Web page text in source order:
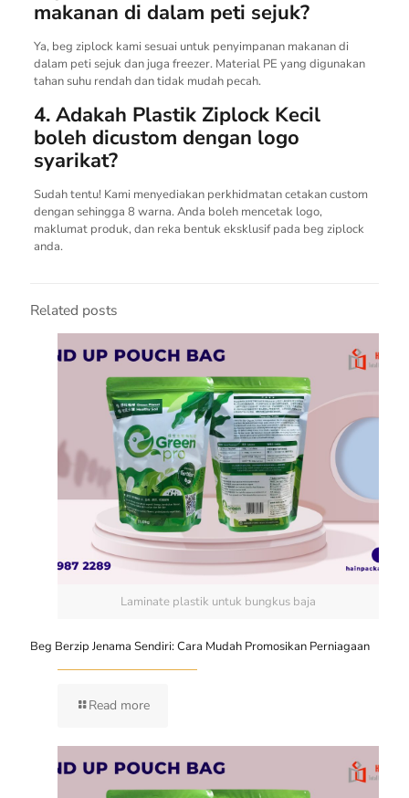
makanan di dalam peti sejuk?
Ya, beg ziplock kami sesuai untuk penyimpanan makanan di
dalam peti sejuk dan juga freezer. Material PE yang digunakan
tahan suhu rendah dan tidak mudah pecah.
4. Adakah Plastik Ziplock Kecil
boleh dicustom dengan logo
syarikat?
Sudah tentu! Kami menyediakan perkhidmatan cetakan custom
dengan sehingga 8 warna. Anda boleh mencetak logo,
maklumat produk, dan reka bentuk eksklusif pada beg ziplock
anda.
Related posts
Laminate plastik untuk bungkus baja
Beg Berzip Jenama Sendiri: Cara Mudah Promosikan Perniagaan
Read more